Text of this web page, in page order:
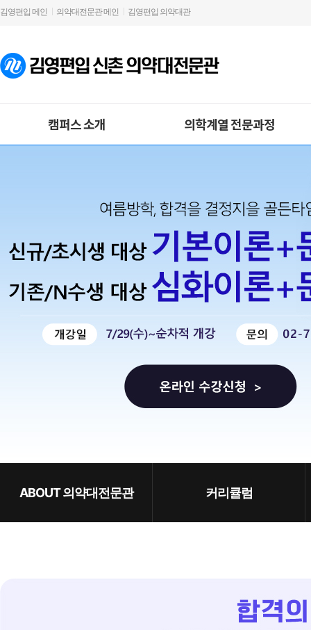
김영편입 메인 의약대전문관 메인 김영편입 의약대관
캠퍼스 소개 의학계열 전문과정
ABOUT 의약대전문관 커리큘럼